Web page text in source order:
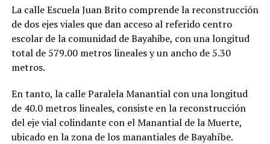
La calle Escuela Juan Brito comprende la reconstrucción
de dos ejes viales que dan acceso al referido centro
escolar de la comunidad de Bayahibe, con una longitud
total de 579.00 metros lineales y un ancho de 5.30
metros.
En tanto, la calle Paralela Manantial con una longitud
de 40.0 metros lineales, consiste en la reconstrucción
del eje vial colindante con el Manantial de la Muerte,
ubicado en la zona de los manantiales de Bayahíbe.